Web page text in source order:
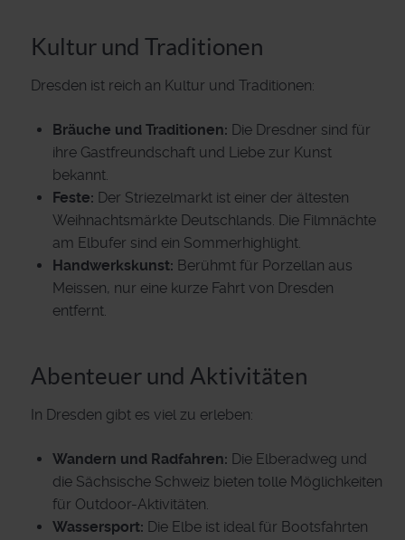
Kultur und Traditionen
Dresden ist reich an Kultur und Traditionen:
Bräuche und Traditionen: Die Dresdner sind für
ihre Gastfreundschaft und Liebe zur Kunst
bekannt.
Feste: Der Striezelmarkt ist einer der ältesten
Weihnachtsmärkte Deutschlands. Die Filmnächte
am Elbufer sind ein Sommerhighlight.
Handwerkskunst: Berühmt für Porzellan aus
Meissen, nur eine kurze Fahrt von Dresden
entfernt.
Abenteuer und Aktivitäten
In Dresden gibt es viel zu erleben:
Wandern und Radfahren: Die Elberadweg und
die Sächsische Schweiz bieten tolle Möglichkeiten
für Outdoor-Aktivitäten.
Wassersport: Die Elbe ist ideal für Bootsfahrten